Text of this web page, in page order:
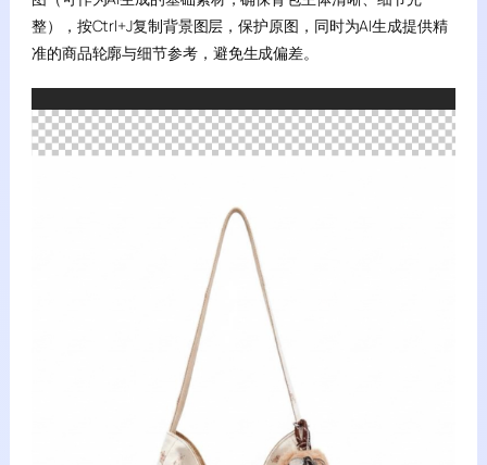
整），按Ctrl+J复制背景图层，保护原图，同时为AI生成提供精
准的商品轮廓与细节参考，避免生成偏差。